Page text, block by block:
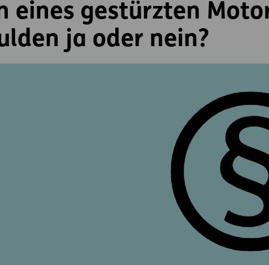
eines gestürzten
ja oder nein?